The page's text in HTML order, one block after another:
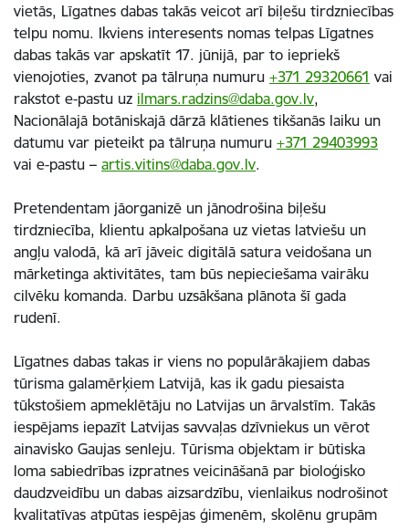
vietās, Līgatnes dabas takās veicot arī biļešu tirdzniecības
telpu nomu. Ikviens interesents nomas telpas Līgatnes
dabas takās var apskatīt 17. jūnijā, par to iepriekš
vienojoties, zvanot pa tālruņa numuru +371 29320661 vai
rakstot e-pastu uz ilmars.radzins@daba.gov.lv,
Nacionālajā botāniskajā dārzā klātienes tikšanās laiku un
datumu var pieteikt pa tālruņa numuru +371 29403993
vai e-pastu – artis.vitins@daba.gov.lv.
Pretendentam jāorganizē un jānodrošina biļešu
tirdzniecība, klientu apkalpošana uz vietas latviešu un
angļu valodā, kā arī jāveic digitālā satura veidošana un
mārketinga aktivitātes, tam būs nepieciešama vairāku
cilvēku komanda. Darbu uzsākšana plānota šī gada
rudenī.
Līgatnes dabas takas ir viens no populārākajiem dabas
tūrisma galamērķiem Latvijā, kas ik gadu piesaista
tūkstošiem apmeklētāju no Latvijas un ārvalstīm. Takās
iespējams iepazīt Latvijas savvaļas dzīvniekus un vērot
ainavisko Gaujas senleju. Tūrisma objektam ir būtiska
loma sabiedrības izpratnes veicināšanā par bioloģisko
daudzveidību un dabas aizsardzību, vienlaikus nodrošinot
kvalitatīvas atpūtas iespējas ģimenēm, skolēnu grupām